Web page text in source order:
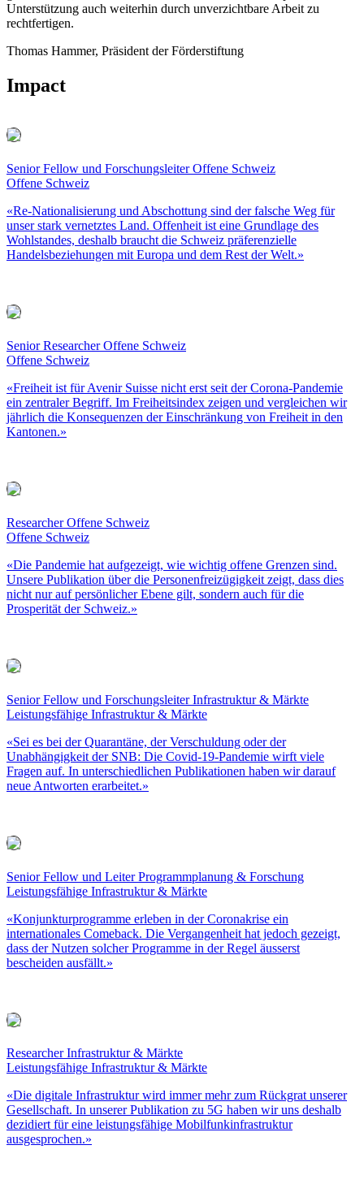
Unterstützung auch weiterhin durch unverzichtbare Arbeit zu
rechtfertigen.
Thomas Hammer, Präsident der Förderstiftung
Impact
Senior Fellow und Forschungsleiter Offene Schweiz
Offene Schweiz
«Re-Nationalisierung und Abschottung sind der falsche Weg für
unser stark vernetztes Land. Offenheit ist eine Grundlage des
Wohlstandes, deshalb braucht die Schweiz präferenzielle
Handelsbeziehungen mit Europa und dem Rest der Welt.»
Senior Researcher Offene Schweiz
Offene Schweiz
«Freiheit ist für Avenir Suisse nicht erst seit der Corona-Pandemie
ein zentraler Begriff. Im Freiheitsindex zeigen und vergleichen wir
jährlich die Konsequenzen der Einschränkung von Freiheit in den
Kantonen.»
Researcher Offene Schweiz
Offene Schweiz
«Die Pandemie hat aufgezeigt, wie wichtig offene Grenzen sind.
Unsere Publikation über die Personenfreizügigkeit zeigt, dass dies
nicht nur auf persönlicher Ebene gilt, sondern auch für die
Prosperität der Schweiz.»
Senior Fellow und Forschungsleiter Infrastruktur & Märkte
Leistungsfähige Infrastruktur & Märkte
«Sei es bei der Quarantäne, der Verschuldung oder der
Unabhängigkeit der SNB: Die Covid-19-Pandemie wirft viele
Fragen auf. In unterschiedlichen Publikationen haben wir darauf
neue Antworten erarbeitet.»
Senior Fellow und Leiter Programmplanung & Forschung
Leistungsfähige Infrastruktur & Märkte
«Konjunkturprogramme erleben in der Coronakrise ein
internationales Comeback. Die Vergangenheit hat jedoch gezeigt,
dass der Nutzen solcher Programme in der Regel äusserst
bescheiden ausfällt.»
Researcher Infrastruktur & Märkte
Leistungsfähige Infrastruktur & Märkte
«Die digitale Infrastruktur wird immer mehr zum Rückgrat unserer
Gesellschaft. In unserer Publikation zu 5G haben wir uns deshalb
dezidiert für eine leistungsfähige Mobilfunkinfrastruktur
ausgesprochen.»